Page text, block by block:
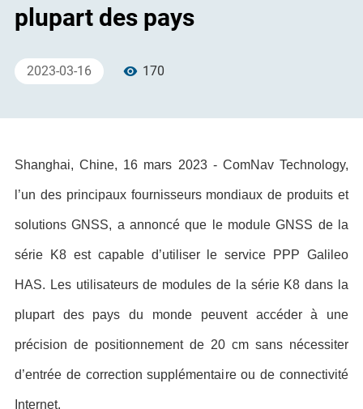
plupart des pays
2023-03-16 170
Shanghai, Chine, 16 mars 2023 - ComNav Technology,
l’un des principaux fournisseurs mondiaux de produits et
solutions GNSS, a annoncé que le module GNSS de la
série K8 est capable d’utiliser le service PPP Galileo
HAS. Les utilisateurs de modules de la série K8 dans la
plupart des pays du monde peuvent accéder à une
précision de positionnement de 20 cm sans nécessiter
d’entrée de correction supplémentaire ou de connectivité
Internet.